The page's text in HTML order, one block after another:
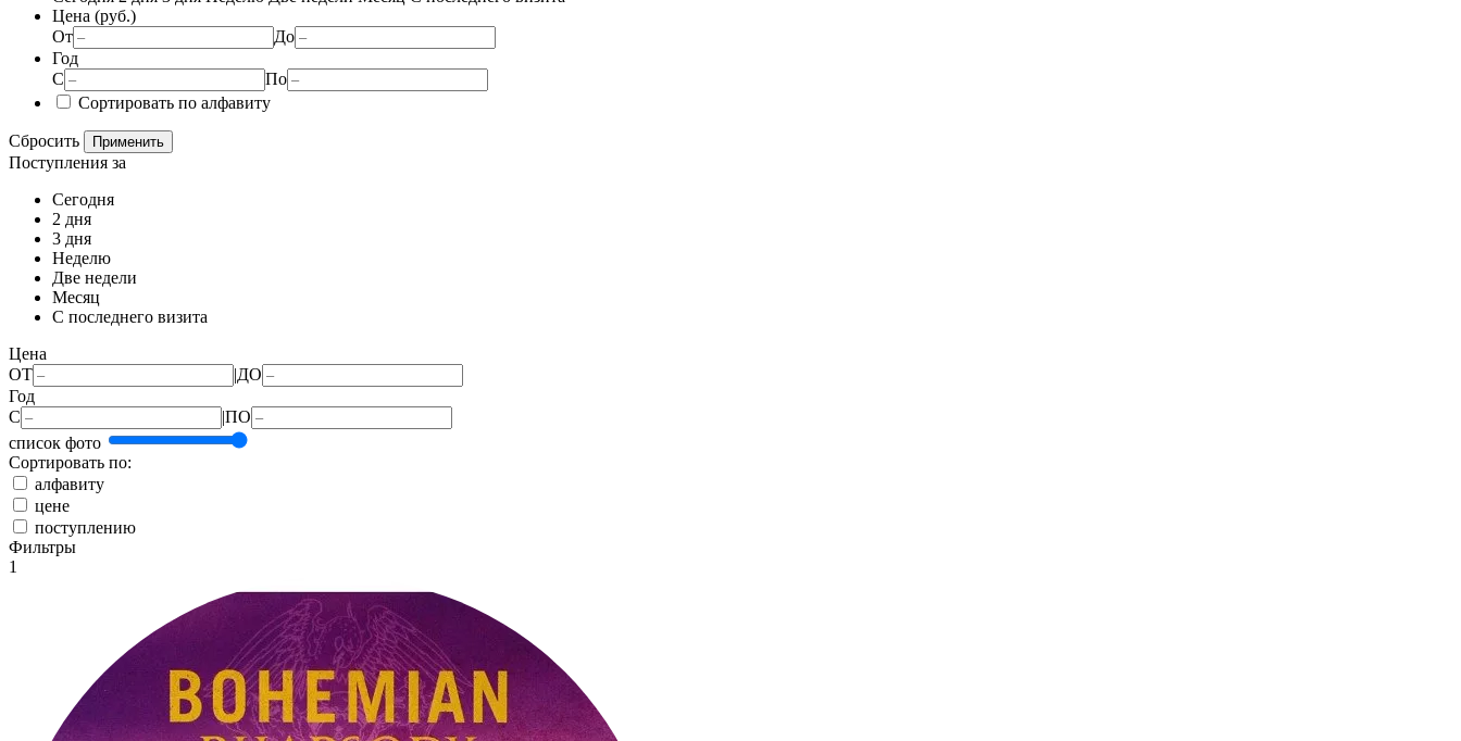
Цена (руб.)
От
До
Год
С
По
Сортировать по алфавиту
Сбросить Применить
Поступления за
Сегодня
2 дня
3 дня
Неделю
Две недели
Месяц
С последнего визита
Цена
ОТ
|ДО
Год
С
|ПО
список фото
Сортировать по:
алфавиту
цене
поступлению
Фильтры
1